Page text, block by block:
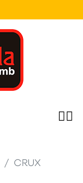
CRUX